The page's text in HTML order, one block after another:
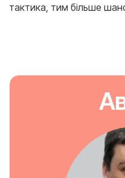
тактика, тим більше